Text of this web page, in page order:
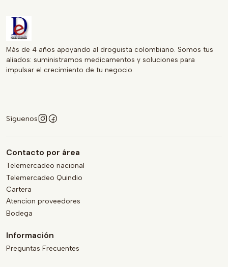
Más de 4 años apoyando al droguista colombiano. Somos tus
aliados: suministramos medicamentos y soluciones para
impulsar el crecimiento de tu negocio.
Síguenos
Contacto por área
Telemercadeo nacional
Telemercadeo Quindio
Cartera
Atencion proveedores
Bodega
Información
Preguntas Frecuentes